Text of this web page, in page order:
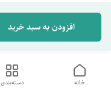
افزودن به سبد خرید
دسته‌بندی خانه